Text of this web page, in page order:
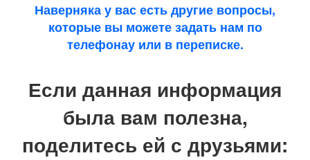
Наверняка у вас есть другие вопросы,
которые вы можете задать нам по
телефонау или в переписке.
Если данная информация
была вам полезна,
поделитесь ей с друзьями: